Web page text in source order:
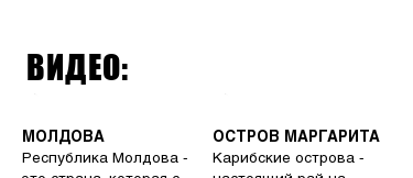
ВИДЕО:
МОЛДОВА
Республика Молдова -
ОСТРОВ МАРГАРИТА
Карибские острова -